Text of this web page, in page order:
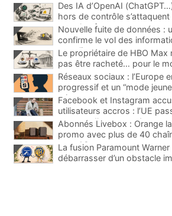
Des IA d’OpenAI
hors de contrôle s’attaquent
une plateforme
Nouvelle fuite de données :
confirme le vol des
ses clients
Le propriétaire de HBO Max
pas être racheté… pour le
Réseaux sociaux : l’Europe
progressif et un “mode
mineurs
Facebook et Instagram
utilisateurs accros : l’UE
menace d’une amende
Abonnés Livebox : Orange
promo avec plus de 40
pour 1€
La fusion Paramount
débarrasser d’un obstacle